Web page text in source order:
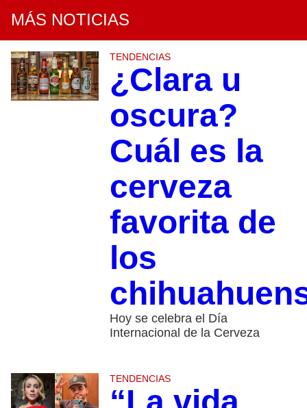
MÁS NOTICIAS
TENDENCIAS
¿Clara u
oscura?
Cuál es la
cerveza
favorita de
los
Hoy se celebra el Día
Internacional de la Cerveza
TENDENCIAS